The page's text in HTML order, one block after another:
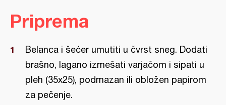
Priprema
Belanca i šećer umutiti u čvrst sneg. Dodati
brašno, lagano izmešati varjačom i sipati u
pleh (35x25), podmazan ili obložen papirom
za pečenje.